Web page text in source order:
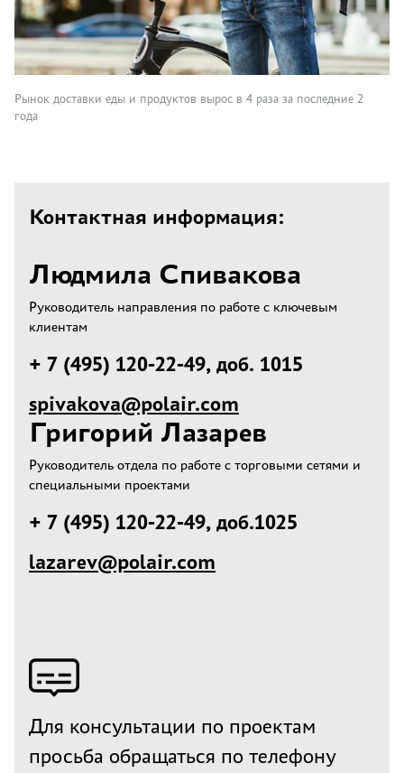
Рынок доставки еды и продуктов вырос в 4 раза за последние 2
года
Контактная информация:
Людмила Спивакова
Руководитель направления по работе с ключевым
клиентам
+ 7 (495) 120-22-49, доб. 1015
spivakova@polair.com
Григорий Лазарев
Руководитель отдела по работе с торговыми сетями и
специальными проектами
+ 7 (495) 120-22-49, доб.1025
lazarev@polair.com
Для консультации по проектам
просьба обращаться по телефону